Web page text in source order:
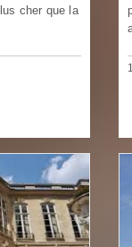
cher que la